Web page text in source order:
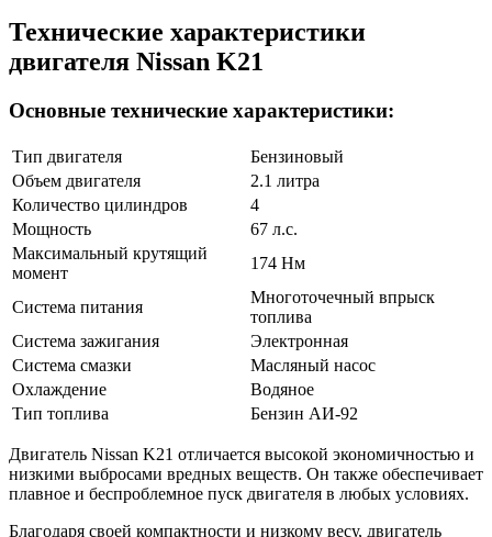
Технические характеристики
двигателя Nissan K21
Основные технические характеристики:
Тип двигателя
Бензиновый
Объем двигателя
2.1 литра
Количество цилиндров
4
Мощность
67 л.с.
Максимальный крутящий
момент
174 Нм
Система питания
Многоточечный впрыск
топлива
Система зажигания
Электронная
Система смазки
Масляный насос
Охлаждение
Водяное
Тип топлива
Бензин АИ-92
Двигатель Nissan K21 отличается высокой экономичностью и
низкими выбросами вредных веществ. Он также обеспечивает
плавное и беспроблемное пуск двигателя в любых условиях.
Благодаря своей компактности и низкому весу, двигатель